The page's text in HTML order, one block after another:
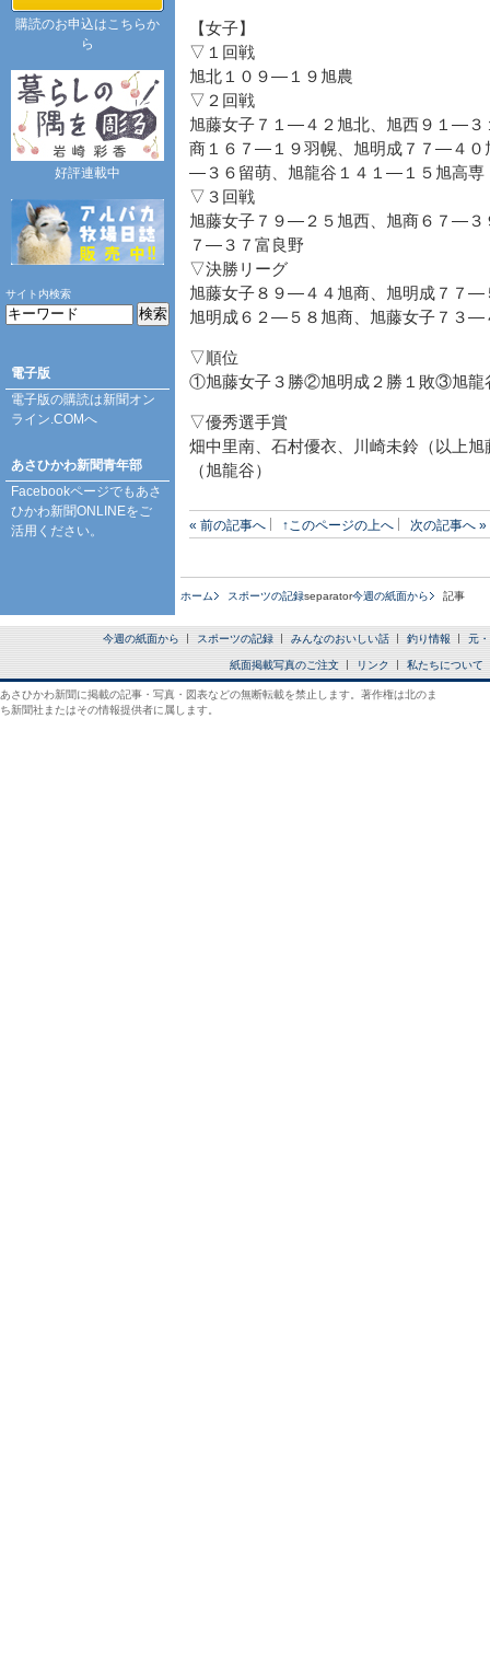
【女子】
▽１回戦
旭北１０９―１９旭農
▽２回戦
旭藤女子７１―４２旭北、旭西９１―
商１６７―１９羽幌、旭明成７７―４
―３６留萌、旭龍谷１４１―１５旭高専
▽３回戦
旭藤女子７９―２５旭西、旭商６７―
７―３７富良野
▽決勝リーグ
旭藤女子８９―４４旭商、旭明成７７
旭明成６２―５８旭商、旭藤女子７３
▽順位
①旭藤女子３勝②旭明成２勝１敗③旭龍
▽優秀選手賞
畑中里南、石村優衣、川崎未鈴（以上
（旭龍谷）
« 前の記事へ ↑このページの上へ 次の記事へ »
ホーム スポーツの記録separator今週の紙面から 記事
購読のお申込はこちらか
ら
好評連載中
サイト内検索
電子版
電子版の購読は新聞オン
ライン.COMへ
あさひかわ新聞青年部
Facebookページでもあさ
ひかわ新聞ONLINEをご
活用ください。
今週の紙面から スポーツの記録 みんなのおいしい話 釣り情報 元
紙面掲載写真のご注文 リンク 私たちについて
あさひかわ新聞に掲載の記事・写真・図表などの無断転載を禁止します。著作権は北のま
ち新聞社またはその情報提供者に属します。